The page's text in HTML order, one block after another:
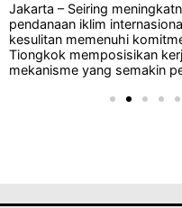
Jakarta – Seiring
pendanaan iklim
kesulitan memenuhi
Tiongkok memposisikan
mekanisme yang semakin